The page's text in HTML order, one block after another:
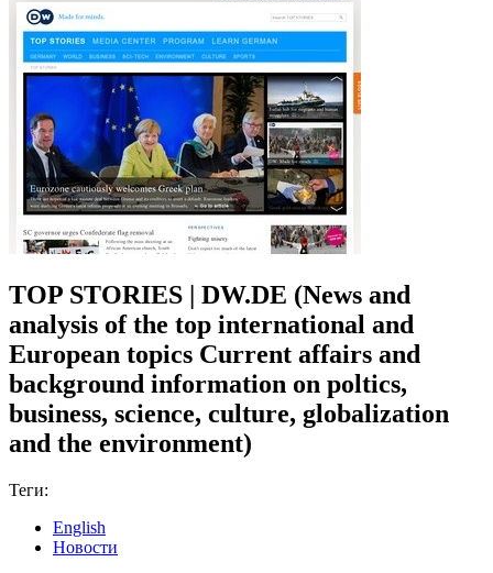
TOP STORIES | DW.DE (News and
analysis of the top international and
European topics Current affairs and
background information on poltics,
business, science, culture, globalization
and the environment)
Теги:
English
Новости